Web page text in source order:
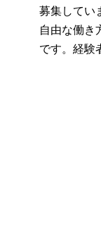
募集してい
自由な働き
です。経験